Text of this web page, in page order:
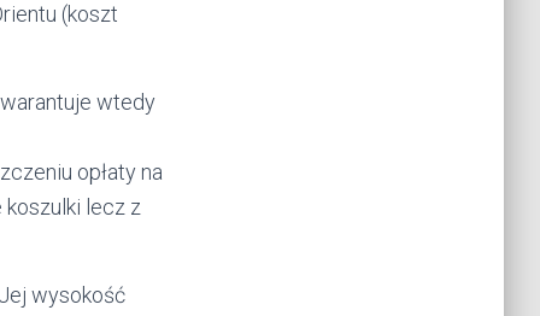
(koszt
wtedy
opłaty na
lecz z
wysokość